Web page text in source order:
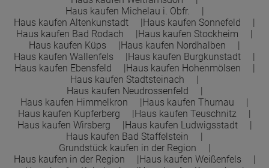
Haus kaufen Michelau i. Obfr.
Haus kaufen Altenkunstadt
Haus kaufen Sonnefeld
Haus kaufen Bad Rodach
Haus kaufen Stockheim
Haus kaufen Küps
Haus kaufen Nordhalben
Haus kaufen Wallenfels
Haus kaufen Burgkunstadt
Haus kaufen Ebensfeld
Haus kaufen Hohenmölsen
Haus kaufen Stadtsteinach
Haus kaufen Neudrossenfeld
Haus kaufen Himmelkron
Haus kaufen Thurnau
Haus kaufen Kupferberg
Haus kaufen Teuschnitz
Haus kaufen Wirsberg
Haus kaufen Ludwigsstadt
Haus kaufen Bad Staffelstein
Grundstück kaufen in der Region
Haus kaufen in der Region
Haus kaufen Weißenfels